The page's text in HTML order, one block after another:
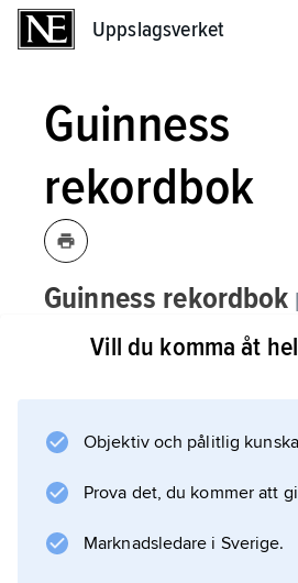
Uppslagsverket
Guinness
rekordbok
Guinness rekordbok
Guinness Book of
utkommande
även bisarra sådana.
Den första engelska
bryggeriet Arthur Guinness
Guinness rekordbok ges ut
Vill du komma åt
Objektiv och pålitlig
Prova det, du kommer att
Marknadsledare i Sverige.